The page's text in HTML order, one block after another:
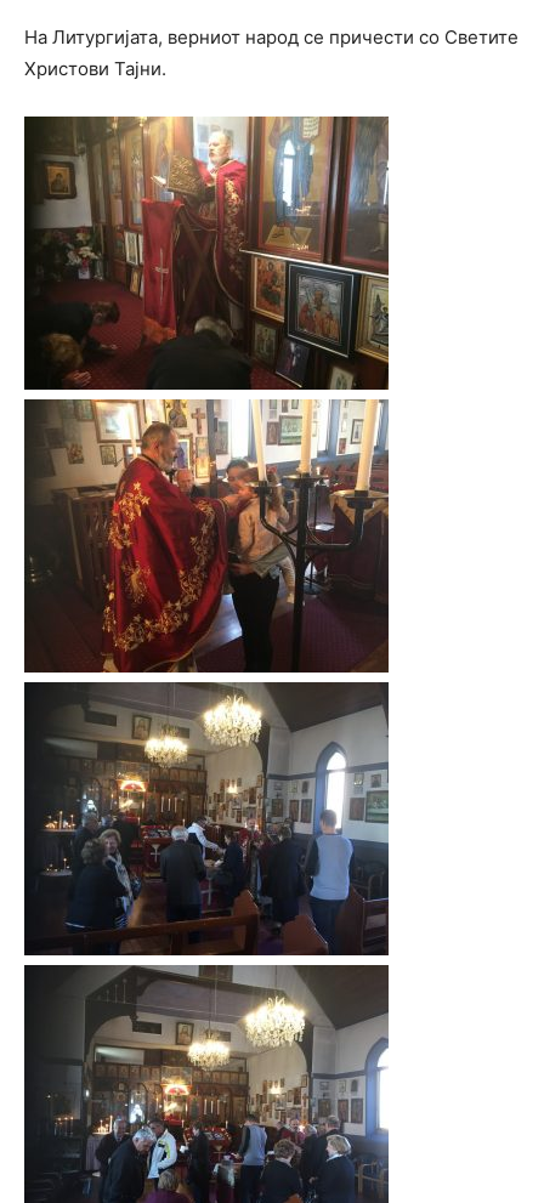
На Литургијата, верниот народ се причести со Светите
Христови Тајни.